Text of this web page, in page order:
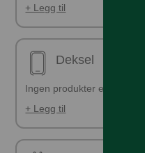
+ Legg til
Deksel
Ingen produkter er valgt
+ Legg til